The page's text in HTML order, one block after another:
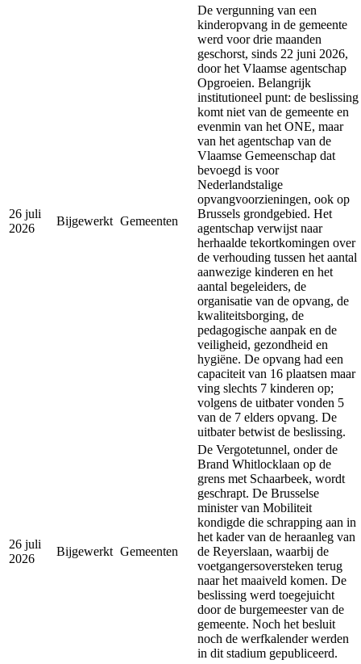
26 juli
2026
Bijgewerkt Gemeenten
De vergunning van een
kinderopvang in de gemeente
werd voor drie maanden
geschorst, sinds 22 juni 2026,
door het Vlaamse agentschap
Opgroeien. Belangrijk
institutioneel punt: de beslissing
komt niet van de gemeente en
evenmin van het ONE, maar
van het agentschap van de
Vlaamse Gemeenschap dat
bevoegd is voor
Nederlandstalige
opvangvoorzieningen, ook op
Brussels grondgebied. Het
agentschap verwijst naar
herhaalde tekortkomingen over
de verhouding tussen het aantal
aanwezige kinderen en het
aantal begeleiders, de
organisatie van de opvang, de
kwaliteitsborging, de
pedagogische aanpak en de
veiligheid, gezondheid en
hygiëne. De opvang had een
capaciteit van 16 plaatsen maar
ving slechts 7 kinderen op;
volgens de uitbater vonden 5
van de 7 elders opvang. De
uitbater betwist de beslissing.
26 juli
2026
Bijgewerkt Gemeenten
De Vergotetunnel, onder de
Brand Whitlocklaan op de
grens met Schaarbeek, wordt
geschrapt. De Brusselse
minister van Mobiliteit
kondigde die schrapping aan in
het kader van de heraanleg van
de Reyerslaan, waarbij de
voetgangersoversteken terug
naar het maaiveld komen. De
beslissing werd toegejuicht
door de burgemeester van de
gemeente. Noch het besluit
noch de werfkalender werden
in dit stadium gepubliceerd.